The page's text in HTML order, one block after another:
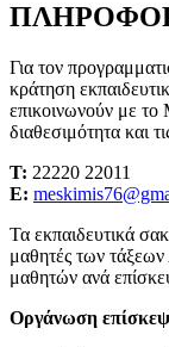
Για τον
κράτηση
επικοινωνούν με
διαθεσιμότητα και
Τ: 22220 22011
Ε:
Τα εκπαιδευτικά
μαθητές των
μαθητών ανά
Οργάνωση